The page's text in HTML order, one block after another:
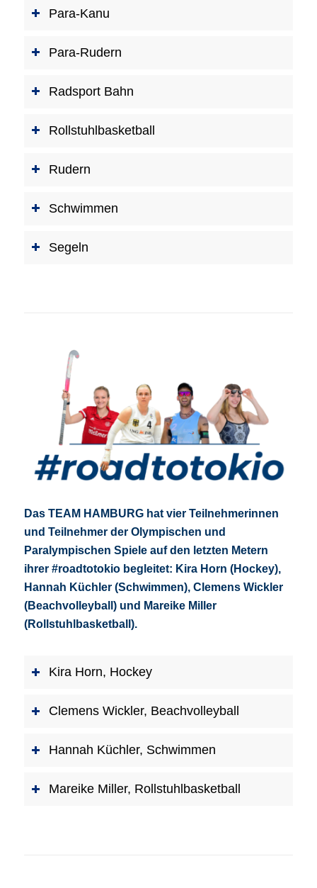
Para-Kanu
Para-Rudern
Radsport Bahn
Rollstuhlbasketball
Rudern
Schwimmen
Segeln
Das TEAM HAMBURG hat vier Teilnehmerinnen
und Teilnehmer der Olympischen und
Paralympischen Spiele auf den letzten Metern
ihrer #roadtotokiobegleitet: Kira Horn (Hockey),
Hannah Küchler (Schwimmen), Clemens Wickler
(Beachvolleyball) und Mareike Miller
(Rollstuhlbasketball).
Kira Horn, Hockey
Clemens Wickler, Beachvolleyball
Hannah Küchler, Schwimmen
Mareike Miller, Rollstuhlbasketball